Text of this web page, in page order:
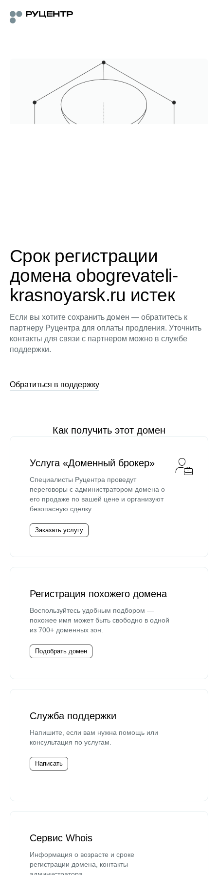
Срок регистрации
домена obogrevateli-
krasnoyarsk.ru истек
Если вы хотите сохранить домен — обратитесь к
партнеру Руцентра для оплаты продления. Уточнить
контакты для связи с партнером можно в службе
поддержки.
Обратиться в поддержку
Как получить этот домен
Услуга «Доменный брокер»
Специалисты Руцентра проведут
переговоры с администратором домена о
его продаже по вашей цене и организуют
безопасную сделку.
Заказать услугу
Регистрация похожего домена
Воспользуйтесь удобным подбором —
похожее имя может быть свободно в одной
из 700+ доменных зон.
Подобрать домен
Служба поддержки
Напишите, если вам нужна помощь или
консультация по услугам.
Написать
Сервис Whois
Информация о возрасте и сроке
регистрации домена, контакты